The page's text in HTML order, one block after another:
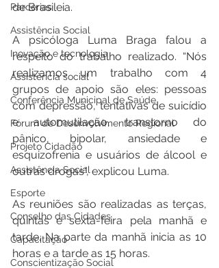
Parcerias
Assistência Social
Inovação e tecnologia
Assistência social
Conferência Municipal de Saúde
Fórum de Desenvolvimento Regional
Projeto Cidadão
Assistência Social
Esporte
Conselho das Cidades
Capacitação
Conscientização Social
de Brasileia.
A psicóloga Luma Braga falou a
respeito do trabalho realizado. “Nós
realizamos um trabalho com 4
grupos de apoio são eles: pessoas
com depressão, tentativas de suicídio
e automutilação, transtorno do
pânico, bipolar, ansiedade e
esquizofrenia e usuários de álcool e
outras drogas”, explicou Luma.
As reuniões são realizadas as terças,
quintas e sexta-feira pela manhã e
tarde. Na parte da manhã inicia as 10
horas e a tarde as 15 horas.